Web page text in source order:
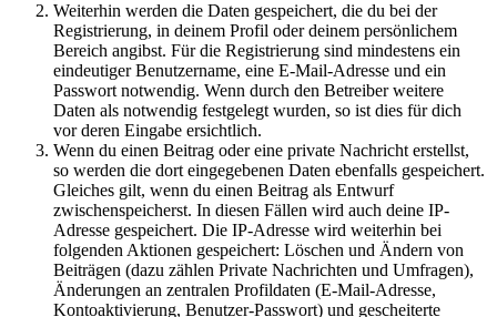
Weiterhin werden die Daten gespeichert, die du bei der
Registrierung, in deinem Profil oder deinem persönlichem
Bereich angibst. Für die Registrierung sind mindestens ein
eindeutiger Benutzername, eine E-Mail-Adresse und ein
Passwort notwendig. Wenn durch den Betreiber weitere
Daten als notwendig festgelegt wurden, so ist dies für dich
vor deren Eingabe ersichtlich.
Wenn du einen Beitrag oder eine private Nachricht erstellst,
so werden die dort eingegebenen Daten ebenfalls gespeichert.
Gleiches gilt, wenn du einen Beitrag als Entwurf
zwischenspeicherst. In diesen Fällen wird auch deine IP-
Adresse gespeichert. Die IP-Adresse wird weiterhin bei
folgenden Aktionen gespeichert: Löschen und Ändern von
Beiträgen (dazu zählen Private Nachrichten und Umfragen),
Änderungen an zentralen Profildaten (E-Mail-Adresse,
Kontoaktivierung, Benutzer-Passwort) und gescheiterte